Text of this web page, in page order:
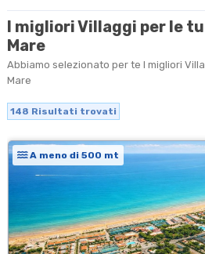
I migliori Villaggi per le
Mare
Abbiamo selezionato per te I migliori
Mare
148 Risultati trovati
A meno di 500 mt